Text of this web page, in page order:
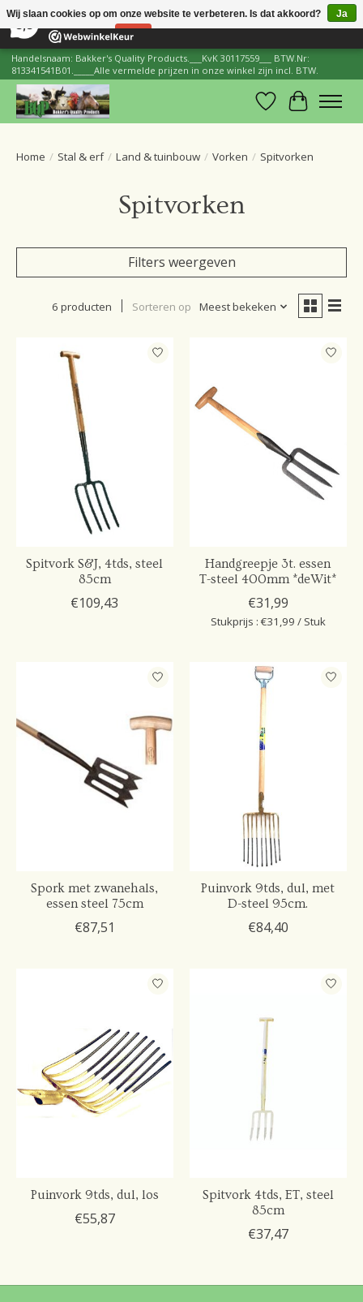
206 Reviews ×
Handelsnaam: Bakker's Quality Products.___KvK 30117559___ BTW.Nr:
813341541B01._____Alle vermelde prijzen in onze winkel zijn incl. BTW.
Verlanglijst
Home / Stal & erf / Land & tuinbouw / Vorken / Spitvorken
Spitvorken
Filters weergeven
6 producten Sorteren op Meest bekeken
Spitvork S&J, 4tds, steel
85cm
€109,43
Handgreepje 3t. essen
T-steel 400mm *deWit*
€31,99
Stukprijs : €31,99 / Stuk
Spork met zwanehals,
essen steel 75cm
€87,51
Puinvork 9tds, dul, met
D-steel 95cm.
€84,40
Puinvork 9tds, dul, los
€55,87
Spitvork 4tds, ET, steel
85cm
€37,47
Wij slaan cookies op om onze website te verbeteren. Is dat akkoord?
Ja
Nee